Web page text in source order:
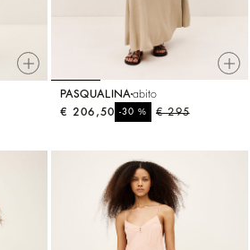
PASQUALINA abito
€ 295
-30%
€ 206,50